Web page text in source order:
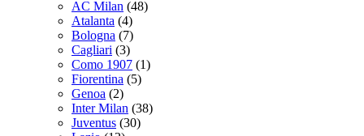
AC Milan (48)
Atalanta (4)
Bologna (7)
Cagliari (3)
Como 1907 (1)
Fiorentina (5)
Genoa (2)
Inter Milan (38)
Juventus (30)